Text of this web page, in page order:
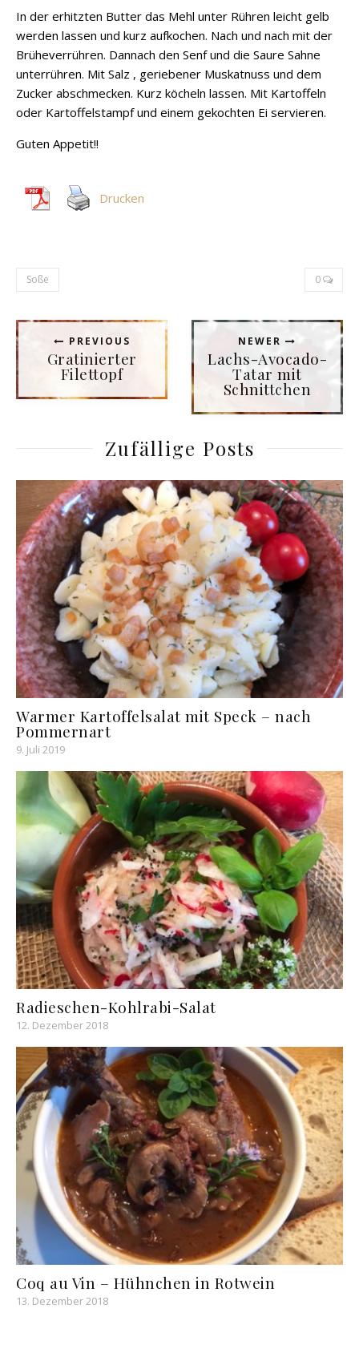
In der erhitzten Butter das Mehl unter Rühren leicht gelb
werden lassen und kurz aufkochen. Nach und nach mit der
Brüheverrühren. Dannach den Senf und die Saure Sahne
unterrühren. Mit Salz , geriebener Muskatnuss und dem
Zucker abschmecken. Kurz köcheln lassen. Mit Kartoffeln
oder Kartoffelstampf und einem gekochten Ei servieren.
Guten Appetit!!
Drucken
Soße 0
PREVIOUS
Gratinierter
Filettopf
NEWER
Lachs-Avocado-
Tatar mit
Schnittchen
Zufällige Posts
Warmer Kartoffelsalat mit Speck – nach
Pommernart
9. Juli 2019
Radieschen-Kohlrabi-Salat
12. Dezember 2018
Coq au Vin – Hühnchen in Rotwein
13. Dezember 2018